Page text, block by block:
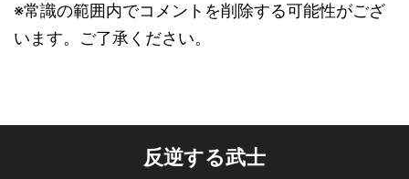
※常識の範囲内でコメントを削除する可能性がござ
います。ご了承ください。
反逆する武士